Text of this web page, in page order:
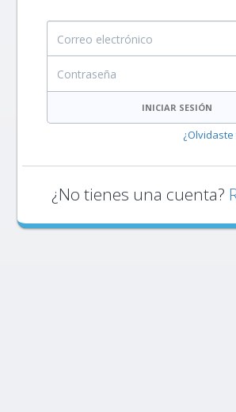
Correo electrónico
INICIAR SESIÓN
¿No tienes una cuenta?